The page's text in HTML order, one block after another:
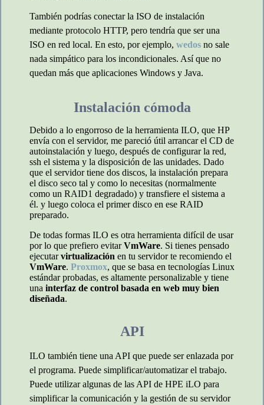
También podrías conectar la ISO de instalación
mediante protocolo HTTP, pero tendría que ser una
ISO en red local. En esto, por ejemplo, wedos no sale
nada simpático para los incondicionales. Así que no
quedan más que aplicaciones Windows y Java.
Instalación cómoda
Debido a lo engorroso de la herramienta ILO, que HP
envía con el servidor, me pareció útil arrancar el CD de
autoinstalación y luego, después de configurar la red,
ssh el sistema y la disposición de las unidades. Dado
que el servidor tiene dos discos, la instalación prepara
el disco seco tal y como lo necesitas (normalmente
como un RAID1 degradado) y transfiere el sistema a
él. y luego coloca el primer disco en ese RAID
preparado.
De todas formas ILO es otra herramienta difícil de usar
por lo que prefiero evitarVmWare. Si tienes pensado
ejecutarvirtualización en tu servidor te recomiendo el
VmWare. Proxmox, que se basa en tecnologías Linux
estándar probadas, es altamente personalizable y tiene
una interfaz de control basada en web muy bien
diseñada.
API
ILO también tiene una API que puede ser enlazada por
el programa. Puede simplificar/automatizar el trabajo.
Puede utilizar algunas de las API de HPE iLO para
simplificar la comunicación y la gestión de su servidor